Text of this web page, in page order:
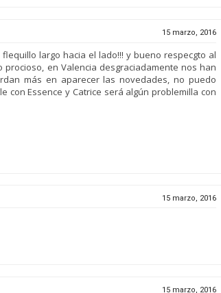
15 marzo, 2016
largo hacia el lado!!! y bueno respecgto al
en Valencia desgraciadamente nos han
más en aparecer las novedades, no puedo
con Essence y Catrice será algún problemilla con
15 marzo, 2016
15 marzo, 2016